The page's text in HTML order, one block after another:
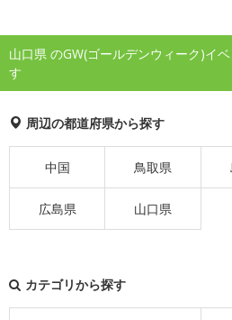
山口県 のGW(ゴールデンウィーク)イ
す
周辺の都道府県から探す
中国 鳥取県
広島県 山口県
カテゴリから探す